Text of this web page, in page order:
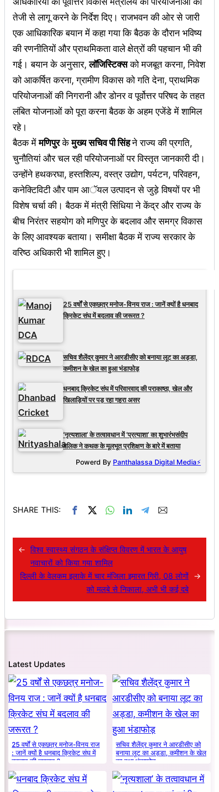
तेजी से लागू करने के निर्देश दिए। राजभवन की ओर से जारी
एक आधिकारिक बयान में कहा गया कि बैठक के दौरान भविष्य
की रणनीतियों और प्राथमिकता वाले क्षेत्रों की पहचान भी की
गई। बयान के अनुसार,लॉजिस्टिक्सको मजबूत करना, निवेश
को आकर्षित करना, ग्रामीण विकास को गति देना, प्राथमिक
परियोजनाओं की निगरानी और डोनर व पूर्वोत्तर परिषद के तहत
लंबित योजनाओं को पूरा करना बैठक के अहम एजेंडे में शामिल
रहे।
बैठक मेंमणिपुरकेमुख्य सचिव पी सिंहने राज्य की प्रगति,
चुनौतियां और चल रही परियोजनाओं पर विस्तृत जानकारी दी।
उन्होंने हथकरघा, हस्तशिल्प, वस्त्र उद्योग, पर्यटन, परिवहन,
कनेक्टिविटी और पाम आॅयल उत्पादन से जुड़े विषयों पर भी
विशेष चर्चा की। बैठक में मंत्री सिंधिया ने केंद्र और राज्य के
बीच निरंतर सहयोग को मणिपुर के बदलाव और समग्र विकास
के लिए आवश्यक बताया। समीक्षा बैठक में राज्य सरकार के
वरिष्ठ अधिकारी भी शामिल हुए।
25 वर्षों से एकछत्र मनोज-विनय राज : जानें क्यों है धनबाद
क्रिकेट संघ में बदलाव की जरूरत ?
सचिव शैलेंद्र कुमार ने आरडीसीए को बनाया लूट का अड्डा,
कमीशन के खेल का हुआ भंडाफोड़
धनबाद क्रिकेट संघ में परिवारवाद की पराकाष्ठा, खेल और
खिलाड़ियों पर पड़ रहा गहरा असर
‘नृत्यशाला’ के तत्वावधान में ‘प्रत्याशा’ का शुभारंभसंदीप
मलिक ने कथक के मूलभूत प्रशिक्षण के बारे में बताया
Powerd By Panthalassa Digital Media⚡
SHARE THIS:
← विश्व स्वास्थ्य संगठन के संक्षिप्त विवरण में भारत के आयुष
नवाचारों को किया गया शामिल
दिल्ली के वेलकम इलाके में चार मंजिला इमारत गिरी, 08 लोगों
को मलबे से निकाला, अभी भी कई दबे
→
Latest Updates
25 वर्षों से एकछत्र मनोज-विनय राज
: जानें क्यों है धनबाद क्रिकेट संघ में
बदलाव की जरूरत ?
सचिव शैलेंद्र कुमार ने आरडीसीए को
बनाया लूट का अड्डा, कमीशन के खेल
का हुआ भंडाफोड़